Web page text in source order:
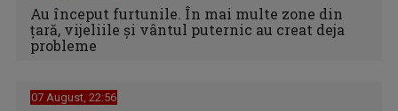
Au început furtunile. În mai multe zone din
țară, vijeliile și vântul puternic au creat deja
probleme
07 August, 22:56